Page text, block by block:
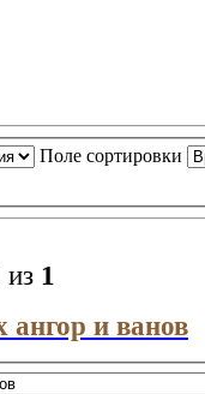
Поле сортировки
из 1
и ванов